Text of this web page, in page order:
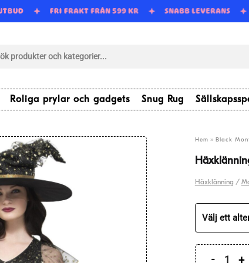
FRI FRAKT FRÅN 599 KR SNABB LEVERANS
Roliga prylar och gadgets Snug Rug
Hem » Black
Häxklänning /